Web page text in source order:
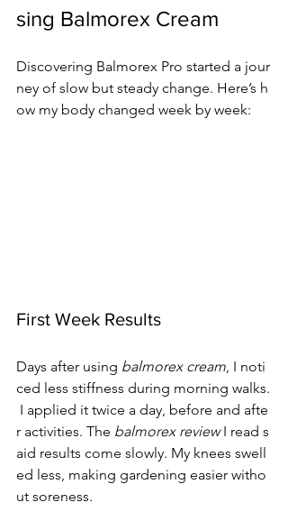
sing Balmorex Cream
Discovering Balmorex Pro started a jour
ney of slow but steady change. Here’s h
ow my body changed week by week:
First Week Results
Days after using balmorex cream, I noti
ced less stiffness during morning walks.
I applied it twice a day, before and afte
r activities. The balmorex review I read s
aid results come slowly. My knees swell
ed less, making gardening easier witho
ut soreness.